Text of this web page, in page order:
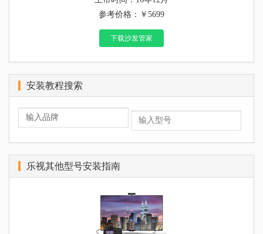
参考价格：￥5699
下载沙发管家
安装教程搜索
乐视其他型号安装指南